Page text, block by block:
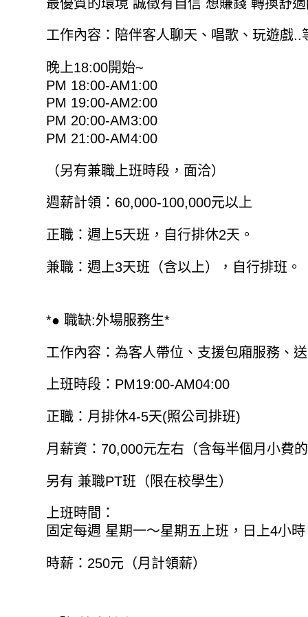
工作內容：陪伴客人聊天、唱歌、玩遊戲
晚上18:00開始~
PM 18:00-AM1:00
PM 19:00-AM2:00
PM 20:00-AM3:00
PM 21:00-AM4:00
（另有兼職上班時段，面洽）
週薪計領：60,000-100,000元以上
正職：週上5天班，自行排休2天。
兼職：週上3天班（含以上），自行排班。
*● 職缺:外場服務生*
工作內容：為客人帶位、支援包廂服務、
上班時段：PM19:00-AM04:00
正職：月排休4-5天(照公司排班)
月薪資：70,000元左右（含每半個月小費
另有 兼職PT班（限在校學生）
上班時間：
固定每週 星期一～星期五上班，日上4小
時薪：250元（月計領薪）